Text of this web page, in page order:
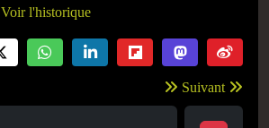
Voir l'historique
Suivant